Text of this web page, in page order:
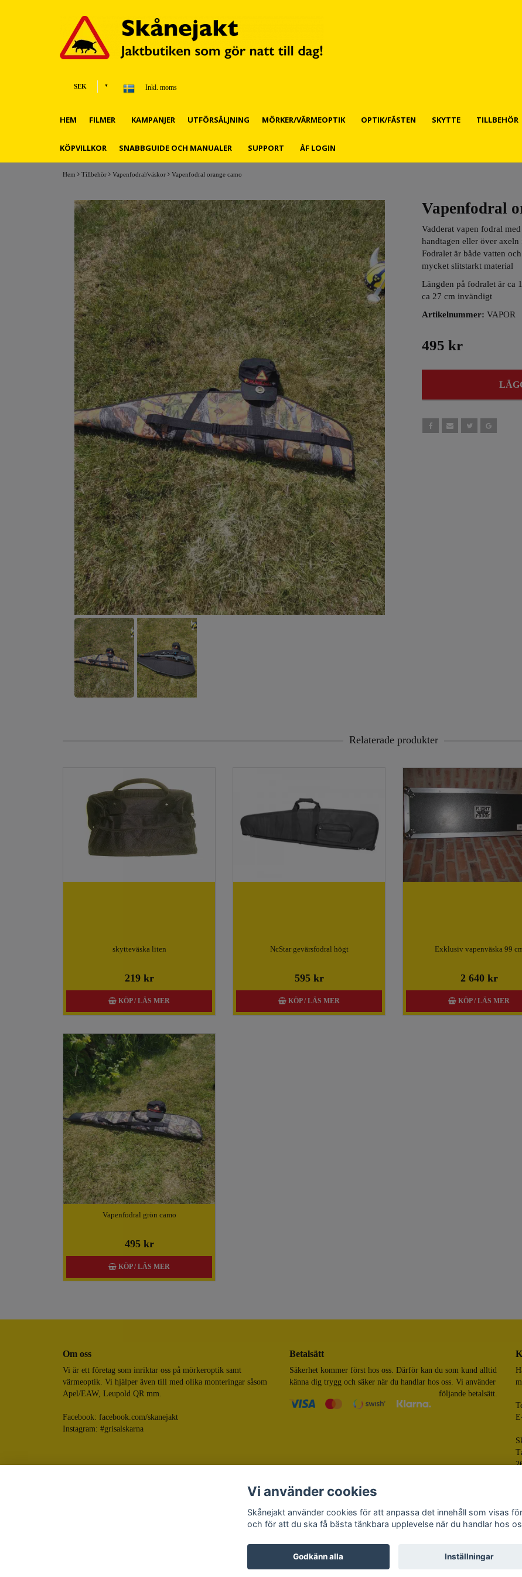
Hem Tillbehör Vapenfodral/väskor Vapenfodral orange camo
Vapenfodral
Vadderat vapen fodral
handtagen eller över axeln
Fodralet är både vatten
mycket slitstarkt material
Längden på fodralet är ca
ca 27 cm invändigt
Artikelnummer: VAPOR
495 kr
Relaterade produkter
skytteväska liten
219 kr
KÖP / LÄS MER
NcStar gevärsfodral högt
595 kr
KÖP / LÄS MER
Exklusiv vapenväska 99
2 640 kr
KÖP / LÄS MER
Vapenfodral grön camo
495 kr
KÖP / LÄS MER
Om oss
Vi är ett företag som inriktar oss på mörkeroptik samt
värmeoptik. Vi hjälper även till med olika monteringar såsom
Apel/EAW, Leupold QR mm.
Facebook: facebook.com/skanejakt
Instagram: #grisalskarna
Betalsätt
Säkerhet kommer först hos oss. Därför kan du som kund alltid
känna dig trygg och säker när du handlar hos oss. Vi använder
följande betalsätt.
Vi använder cookies
Skånejakt använder cookies för att anpassa det innehåll som visas
och för att du ska få bästa tänkbara upplevelse när du handlar hos
Godkänn alla Inställningar
SEK Inkl. moms
HEM FILMER KAMPANJER UTFÖRSÄLJNING MÖRKER/VÄRMEOPTIK OPTIK/FÄSTEN SKYTTE TILLBEHÖR
KÖPVILLKOR SNABBGUIDE OCH MANUALER SUPPORT ÅF LOGIN